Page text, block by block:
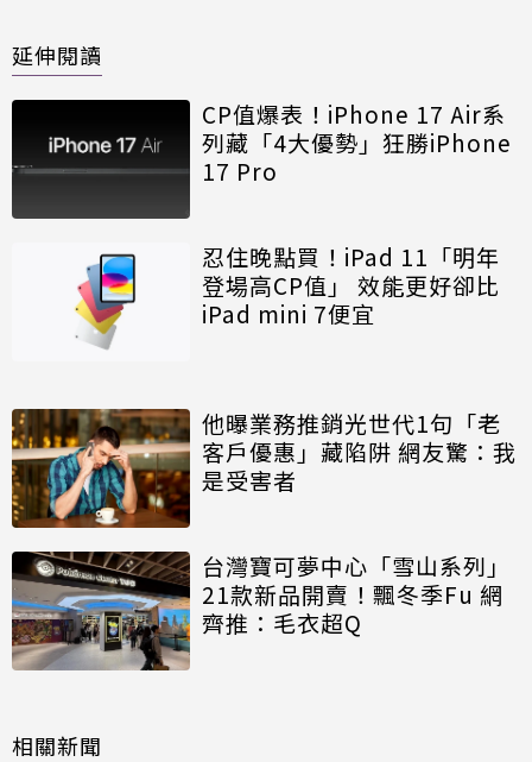
延伸閱讀
CP值爆表！iPhone 17 Air系
列藏「4大優勢」狂勝iPhone
17 Pro
忍住晚點買！iPad 11「明年
登場高CP值」 效能更好卻比
iPad mini 7便宜
他曝業務推銷光世代1句「老
客戶優惠」藏陷阱 網友驚：我
是受害者
台灣寶可夢中心「雪山系列」
21款新品開賣！飄冬季Fu 網
齊推：毛衣超Q
相關新聞